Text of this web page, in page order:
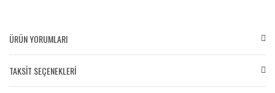
ÜRÜN YORUMLARI
TAKSİT SEÇENEKLERİ